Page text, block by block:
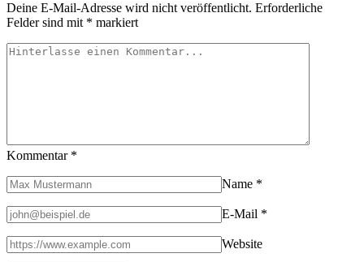
Deine E-Mail-Adresse wird nicht veröffentlicht. Erforderliche
Felder sind mit * markiert
Kommentar *
Name *
E-Mail *
Website